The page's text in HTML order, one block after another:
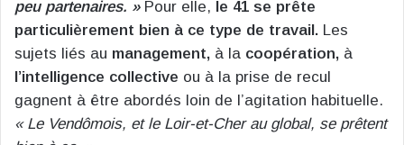
peu partenaires. »Pour elle, le 41 se prête
particulièrement bien à ce type de travail. Les
sujets liés au management, à la coopération, à
l’intelligence collective ou à la prise de recul
gagnent à être abordés loin de l’agitation habituelle.
« Le Vendômois, et le Loir-et-Cher au global, se prêtent